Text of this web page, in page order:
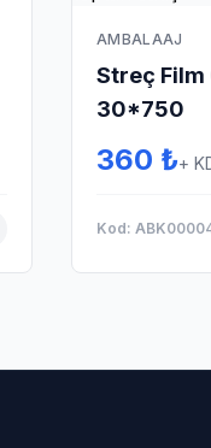
AMBALAAJ
Streç Film
30*750
360 ₺+
Kod: